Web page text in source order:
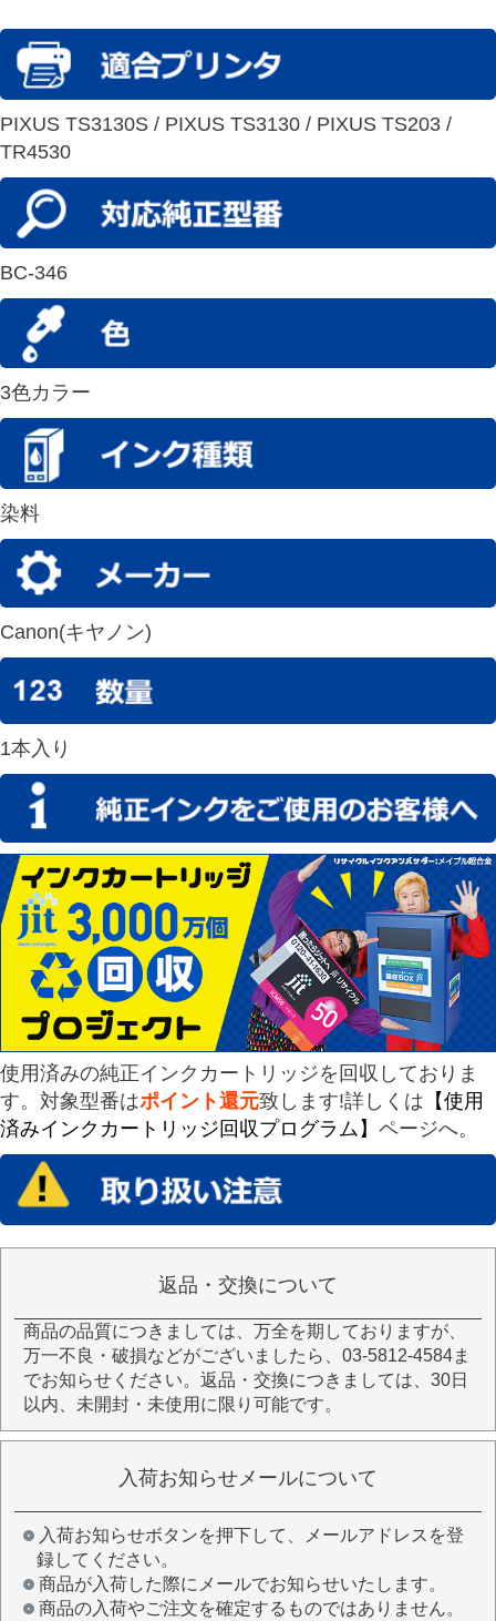
PIXUS TS3130S / PIXUS TS3130 / PIXUS TS203 /
TR4530
BC-346
3色カラー
染料
Canon(キヤノン)
1本入り
使用済みの純正インクカートリッジを回収しておりま
す。対象型番はポイント還元致します!詳しくは 【使用
済みインクカートリッジ回収プログラム】 ページへ。
返品・交換について
商品の品質につきましては、万全を期しておりますが、
万一不良・破損などがございましたら、03-5812-4584ま
でお知らせください。返品・交換につきましては、30日
以内、未開封・未使用に限り可能です。
入荷お知らせメールについて
入荷お知らせボタンを押下して、メールアドレスを登
録してください。
商品が入荷した際にメールでお知らせいたします。
商品の入荷やご注文を確定するものではありません。